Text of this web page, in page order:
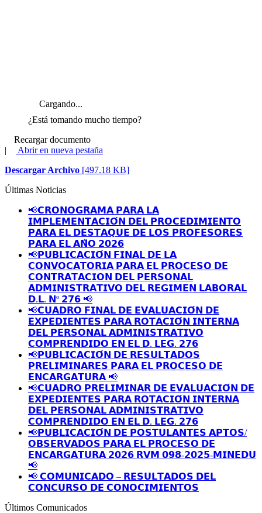
Cargando...
¿Está tomando mucho tiempo?
Recargar documento
|
Abrir en nueva pestaña
Descargar Archivo [497.18 KB]
Últimas Noticias
📢𝗖𝗥𝗢𝗡𝗢𝗚𝗥𝗔𝗠𝗔 𝗣𝗔𝗥𝗔 𝗟𝗔
𝗜𝗠𝗣𝗟𝗘𝗠𝗘𝗡𝗧𝗔𝗖𝗜𝗢́𝗡 𝗗𝗘𝗟 𝗣𝗥𝗢𝗖𝗘𝗗𝗜𝗠𝗜𝗘𝗡𝗧𝗢
𝗣𝗔𝗥𝗔 𝗘𝗟 𝗗𝗘𝗦𝗧𝗔𝗤𝗨𝗘 𝗗𝗘 𝗟𝗢𝗦 𝗣𝗥𝗢𝗙𝗘𝗦𝗢𝗥𝗘𝗦
𝗣𝗔𝗥𝗔 𝗘𝗟 𝗔𝗡̃𝗢 𝟮𝟬𝟮𝟲
📢𝗣𝗨𝗕𝗟𝗜𝗖𝗔𝗖𝗜𝗢́𝗡 𝗙𝗜𝗡𝗔𝗟 𝗗𝗘 𝗟𝗔
𝗖𝗢𝗡𝗩𝗢𝗖𝗔𝗧𝗢𝗥𝗜𝗔 𝗣𝗔𝗥𝗔 𝗘𝗟 𝗣𝗥𝗢𝗖𝗘𝗦𝗢 𝗗𝗘
𝗖𝗢𝗡𝗧𝗥𝗔𝗧𝗔𝗖𝗜𝗢𝗡 𝗗𝗘𝗟 𝗣𝗘𝗥𝗦𝗢𝗡𝗔𝗟
𝗔𝗗𝗠𝗜𝗡𝗜𝗦𝗧𝗥𝗔𝗧𝗜𝗩𝗢 𝗗𝗘𝗟 𝗥𝗘𝗚𝗜𝗠𝗘𝗡 𝗟𝗔𝗕𝗢𝗥𝗔𝗟
𝗗.𝗟. 𝗡º 𝟮𝟳𝟲 📢
📢𝗖𝗨𝗔𝗗𝗥𝗢 𝗙𝗜𝗡𝗔𝗟 𝗗𝗘 𝗘𝗩𝗔𝗟𝗨𝗔𝗖𝗜𝗢́𝗡 𝗗𝗘
𝗘𝗫𝗣𝗘𝗗𝗜𝗘𝗡𝗧𝗘𝗦 𝗣𝗔𝗥𝗔 𝗥𝗢𝗧𝗔𝗖𝗜𝗢́𝗡 𝗜𝗡𝗧𝗘𝗥𝗡𝗔
𝗗𝗘𝗟 𝗣𝗘𝗥𝗦𝗢𝗡𝗔𝗟 𝗔𝗗𝗠𝗜𝗡𝗜𝗦𝗧𝗥𝗔𝗧𝗜𝗩𝗢
𝗖𝗢𝗠𝗣𝗥𝗘𝗡𝗗𝗜𝗗𝗢 𝗘𝗡 𝗘𝗟 𝗗. 𝗟𝗘𝗚. 𝟮𝟳𝟲
📢𝗣𝗨𝗕𝗟𝗜𝗖𝗔𝗖𝗜𝗢́𝗡 𝗗𝗘 𝗥𝗘𝗦𝗨𝗟𝗧𝗔𝗗𝗢𝗦
𝗣𝗥𝗘𝗟𝗜𝗠𝗜𝗡𝗔𝗥𝗘𝗦 𝗣𝗔𝗥𝗔 𝗘𝗟 𝗣𝗥𝗢𝗖𝗘𝗦𝗢 𝗗𝗘
𝗘𝗡𝗖𝗔𝗥𝗚𝗔𝗧𝗨𝗥𝗔 📢
📢𝗖𝗨𝗔𝗗𝗥𝗢 𝗣𝗥𝗘𝗟𝗜𝗠𝗜𝗡𝗔𝗥 𝗗𝗘 𝗘𝗩𝗔𝗟𝗨𝗔𝗖𝗜𝗢́𝗡 𝗗𝗘
𝗘𝗫𝗣𝗘𝗗𝗜𝗘𝗡𝗧𝗘𝗦 𝗣𝗔𝗥𝗔 𝗥𝗢𝗧𝗔𝗖𝗜𝗢́𝗡 𝗜𝗡𝗧𝗘𝗥𝗡𝗔
𝗗𝗘𝗟 𝗣𝗘𝗥𝗦𝗢𝗡𝗔𝗟 𝗔𝗗𝗠𝗜𝗡𝗜𝗦𝗧𝗥𝗔𝗧𝗜𝗩𝗢
𝗖𝗢𝗠𝗣𝗥𝗘𝗡𝗗𝗜𝗗𝗢 𝗘𝗡 𝗘𝗟 𝗗. 𝗟𝗘𝗚. 𝟮𝟳𝟲
📢𝗣𝗨𝗕𝗟𝗜𝗖𝗔𝗖𝗜𝗢́𝗡 𝗗𝗘 𝗣𝗢𝗦𝗧𝗨𝗟𝗔𝗡𝗧𝗘𝗦 𝗔𝗣𝗧𝗢𝗦/
𝗢𝗕𝗦𝗘𝗥𝗩𝗔𝗗𝗢𝗦 𝗣𝗔𝗥𝗔 𝗘𝗟 𝗣𝗥𝗢𝗖𝗘𝗦𝗢 𝗗𝗘
𝗘𝗡𝗖𝗔𝗥𝗚𝗔𝗧𝗨𝗥𝗔 𝟮𝟬𝟮𝟲 𝗥𝗩𝗠 𝟬𝟵𝟴-𝟮𝟬𝟮𝟱-𝗠𝗜𝗡𝗘𝗗𝗨
📢
📢 𝗖𝗢𝗠𝗨𝗡𝗜𝗖𝗔𝗗𝗢 – 𝗥𝗘𝗦𝗨𝗟𝗧𝗔𝗗𝗢𝗦 𝗗𝗘𝗟
𝗖𝗢𝗡𝗖𝗨𝗥𝗦𝗢 𝗗𝗘 𝗖𝗢𝗡𝗢𝗖𝗜𝗠𝗜𝗘𝗡𝗧𝗢𝗦
Últimos Comunicados